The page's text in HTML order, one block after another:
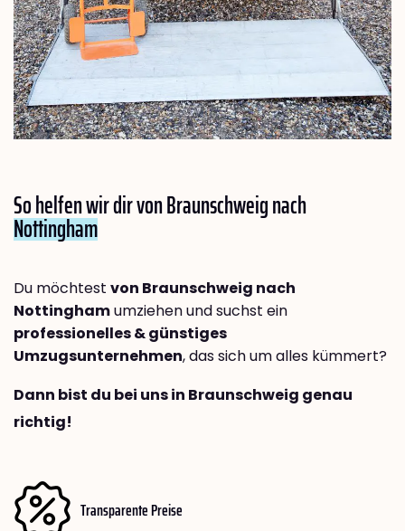
So helfen wir dir von Braunschweig nach
Nottingham
Du möchtest von Braunschweig nach
Nottinghamumziehen und suchst ein
professionelles & günstiges
Umzugsunternehmen, das sich um alles kümmert?
Dann bist du bei uns in Braunschweig genau
richtig!
Transparente Preise